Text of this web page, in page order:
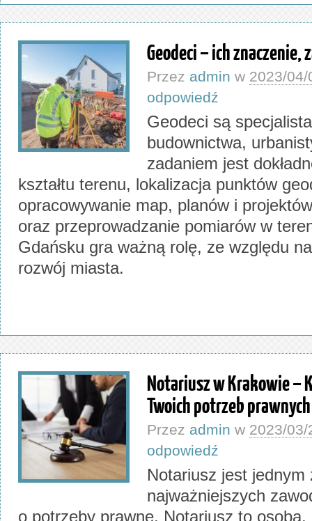
Geodeci – ich znaczenie,
Przez admin w 2023/04/
odpowiedź
Geodeci są
budownictwa,
zadaniem jest
kształtu terenu, lokalizacja punktów
opracowywanie map, planów i
oraz przeprowadzanie pomiarów w
Gdańsku gra ważną rolę, ze względu
rozwój miasta.
Notariusz w Krakowie –
Twoich potrzeb prawnych
Przez admin w 2023/03/
odpowiedź
Notariusz jest jednym
najważniejszych
o potrzeby prawne. Notariusz to